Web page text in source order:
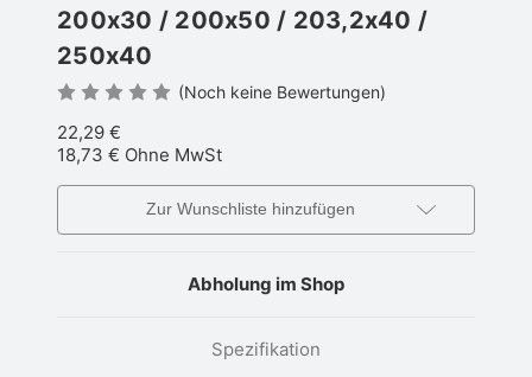
200x30 / 200x50 / 203,2x40 /
250x40
(Noch keine Bewertungen)
22,29 €
18,73 € Ohne MwSt
Zur Wunschliste hinzufügen
Abholung im Shop
Spezifikation